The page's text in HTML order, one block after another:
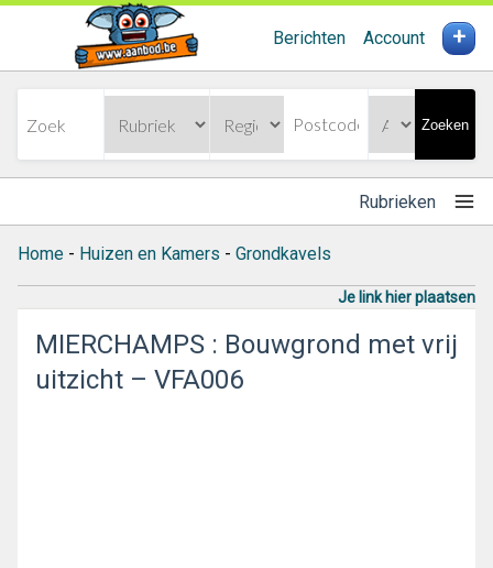
Berichten Account +
Zoeken
Rubrieken
Home - Huizen en Kamers - Grondkavels
Je link hier plaatsen
MIERCHAMPS : Bouwgrond met vrij
uitzicht – VFA006